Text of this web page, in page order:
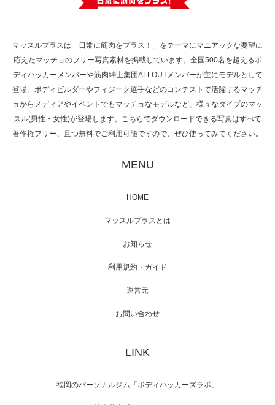
で紹介さ…
た（6/8放送）
映画「メカバース」舞台挨拶へマッスルプラ
【TV】NHK BS「COOL JAPAN 」にてマッス
「ねとらぼ」さんに…
マッスルプラスは「日常に筋肉をプラス！」をテーマにマニアックな要望に
応えたマッチョのフリー写真素材を掲載しています。全国500名を超えるボ
ディハッカーメンバーや筋肉紳士集団ALLOUTメンバーが主にモデルとして
登場。ボディビルダーやフィジーク選手などのコンテストで活躍するマッチ
ョからメディアやイベントでもマッチョなモデルなど、様々なタイプのマッ
スル(男性・女性)が登場します。こちらでダウンロードできる写真はすべて
著作権フリー、且つ無料でご利用可能ですので、ぜひ使ってみてください。
MENU
HOME
マッスルプラスとは
お知らせ
利用規約・ガイド
運営元
お問い合わせ
LINK
福岡のパーソナルジム「ボディハッカーズラボ」